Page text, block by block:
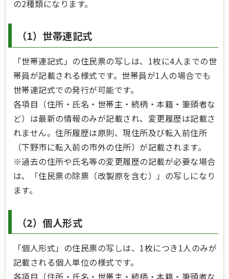
の2種類になります。
（1）世帯連記式
「世帯連記式」の住民票の写しは、1枚に4人までの世
帯員が記載される様式です。世帯員が1人の場合でも
世帯連記式での発行が可能です。
各項目（住所・氏名・世帯主・続柄・本籍・筆頭者な
ど）は最新の情報のみが記載され、変更履歴は記載さ
れません。住所履歴は原則、現住所及び転入前住所
（下野市に転入前の市外の住所）が記載されます。
※過去の住所や氏名等の変更履歴の記載が必要な場合
は、「住民票の除票（改製原を含む）」の写しになり
ます。
（2）個人形式
「個人形式」の住民票の写しは、1枚につき1人のみが
記載される個人単位の様式です。
各項目（住所・氏名・世帯主・続柄・本籍・筆頭者な